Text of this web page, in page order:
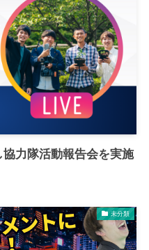
力隊活動報告会を実施
未分類